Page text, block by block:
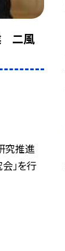
二風
究推進
」を行